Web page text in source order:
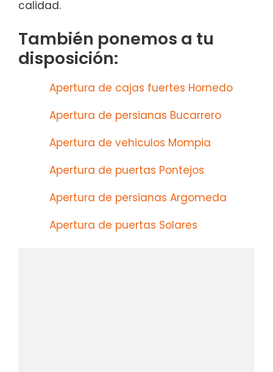
calidad.
También ponemos a tu
disposición:
Apertura de cajas fuertes Hornedo
Apertura de persianas Bucarrero
Apertura de vehiculos Mompia
Apertura de puertas Pontejos
Apertura de persianas Argomeda
Apertura de puertas Solares